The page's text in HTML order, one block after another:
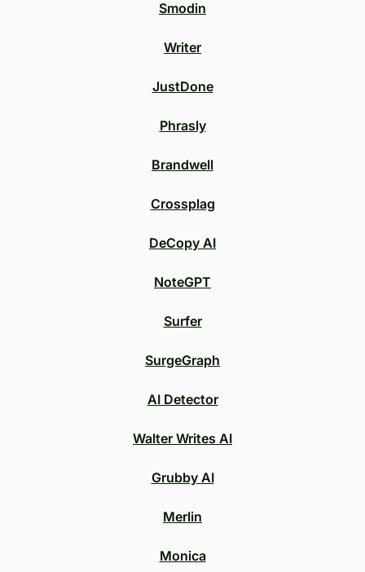
Smodin
Writer
JustDone
Phrasly
Brandwell
Crossplag
DeCopy AI
NoteGPT
Surfer
SurgeGraph
AI Detector
Walter Writes AI
Grubby AI
Merlin
Monica